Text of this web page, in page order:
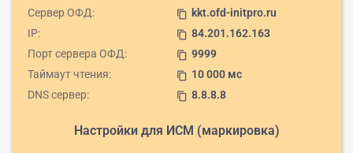
Сервер ОФД:
content_copy kkt.ofd-initpro.ru
IP:
content_copy 84.201.162.163
Порт сервера ОФД:
content_copy 9999
Таймаут чтения:
content_copy 10 000 мс
DNS сервер:
content_copy 8.8.8.8
Настройки для ИСМ (маркировка)